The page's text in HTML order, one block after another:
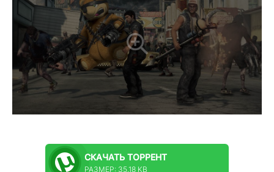
СКАЧАТЬ ТОРРЕНТ
РАЗМЕР: 35.18 KB